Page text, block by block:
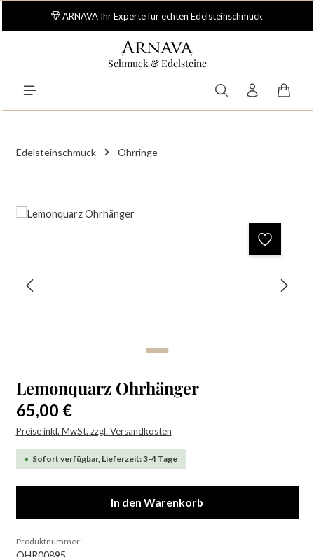
Zum Hauptinhalt springen
ARNAVA Ihr Experte für echten Edelsteinschmuck
Schmuck & Edelsteine
Edelsteinschmuck Ohrringe
Bildergalerie überspringen
Lemonquarz Ohrhänger
Regulärer Preis:
65,00 €
Preise inkl. MwSt. zzgl. Versandkosten
Sofort verfügbar, Lieferzeit: 3-4 Tage
In den Warenkorb
Produktnummer: